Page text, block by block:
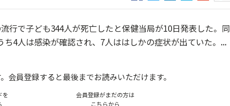
行で子ども344人が死亡したと保健当局が10日発表した。同
4人は感染が確認され、7人ははしかの症状が出ていた。...
会員登録すると最後までお読みいただけます。
を
会員登録がまだの方は
こちらから